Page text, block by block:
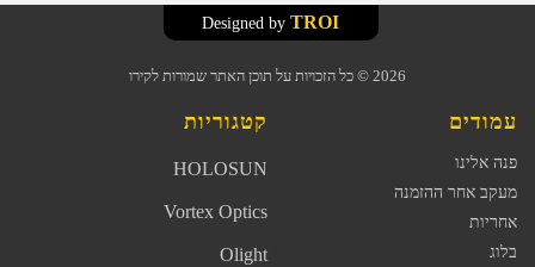
2026 © כל הזכויות על תוכן האתר שמורות לקירו
TROI
עמודים
פנה אלינו
מעקב אחר ההזמנה
אחריות
בלוג
קטגוריות
HOLOSUN
Vortex Optics
Olight